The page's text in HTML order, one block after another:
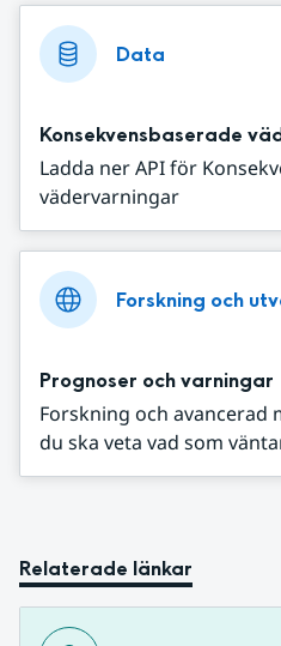
Data
Konsekvensbaserade
Ladda ner API för
vädervarningar
Forskning och
Prognoser och varningar
Forskning och
du ska veta vad som
Relaterade länkar